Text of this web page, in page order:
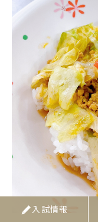
入試情報